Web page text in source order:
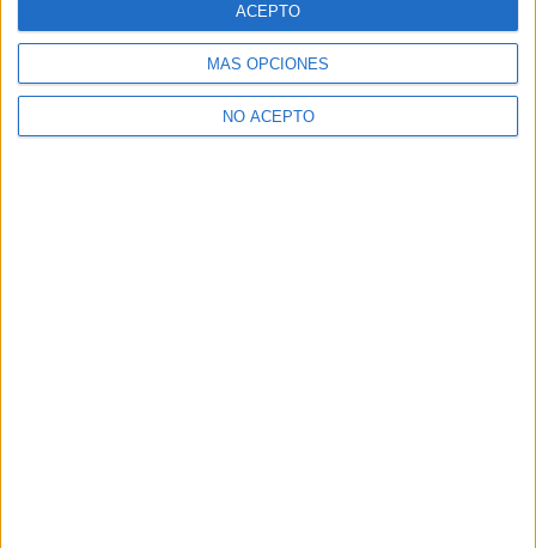
MÁS OPCIONES
NO ACEPTO
ACEPTO